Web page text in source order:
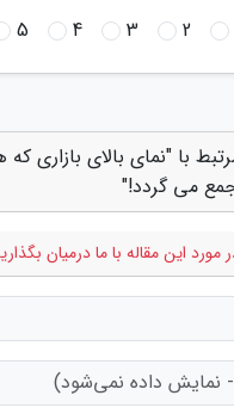
2
3
4
5
با "نمای بالای بازاری که
می گردد!"
مورد این مقاله با ما درمیان